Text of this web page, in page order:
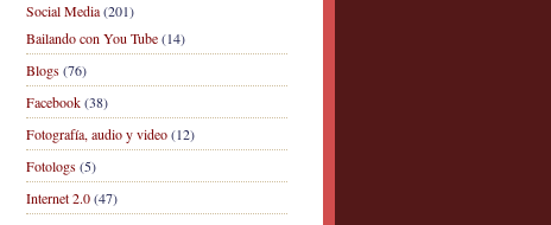
Social Media(201)
Bailando con You Tube(14)
Blogs(76)
Facebook(38)
Fotografía, audio y video(12)
Fotologs(5)
Internet 2.0(47)